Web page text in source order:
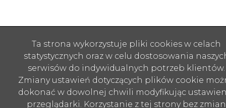
Ta strona wykorzystuje pliki cookies w celach
statystycznych oraz w celu dostosowania
serwisów do indywidualnych potrzeb klientów.
Zmiany ustawień dotyczących plików cookie
dokonać w dowolnej chwili modyfikując
przeglądarki. Korzystanie z tej strony bez zmian